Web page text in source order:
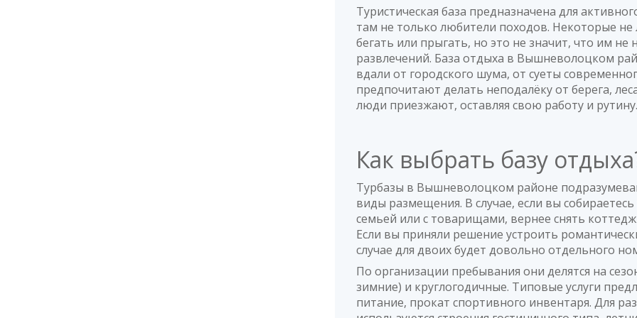
НЕ ЕЗЖАЙТЕ ТУДА!!! Когда то давно, наверно там
место! Все убито и заброшено. Администрация,
свою работу. Приехали поздно, дорога плохая.
дозвонились до человека, выделили 'убоний номер'.
забронированными номерами на сайте. Номер без
(там жил обслуживающий персонал). С утра пошли в
Твери...никого нет, наверно после бани не могли
понедельник оказывается выходной день! Не
глушь, поблизости ничего НЕТ... ни одного
Волочка, но не на базе же!!! НИКОМУ не советую,
Полезный отзыв? Да(0) Нет(0)
Туристическая база предназначена для
там не только любители походов. Некоторые
бегать или прыгать, но это не значит, что им не
развлечений. База отдыха в Вышневолоцком
вдали от городского шума, от суеты
предпочитают делать неподалёку от берега,
люди приезжают, оставляя свою работу и рутину.
Как выбрать базу
Турбазы в Вышневолоцком районе
виды размещения. В случае, если вы собираетесь
семьей или с товарищами, вернее снять
Если вы приняли решение устроить
случае для двоих будет довольно отдельного
По организации пребывания они делятся на
зимние) и круглогодичные. Типовые услуги
питание, прокат спортивного инвентаря. Для